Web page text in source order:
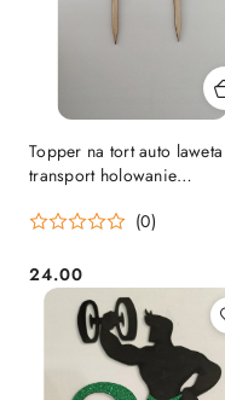
Topper na tort auto laweta
transport holowanie
(0)
Cena:
24.00